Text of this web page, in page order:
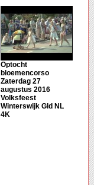
Optocht
bloemencorso
Zaterdag 27
augustus 2016
Volksfeest
Winterswijk Gld NL
4K